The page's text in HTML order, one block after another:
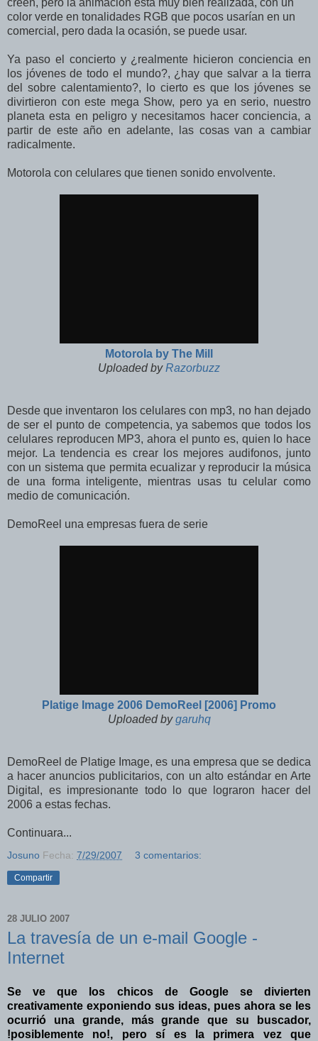
creen, pero la animación esta muy bien realizada, con un
color verde en tonalidades RGB que pocos usarían en un
comercial, pero dada la ocasión, se puede usar.
Ya paso el concierto y ¿realmente hicieron conciencia en
los jóvenes de todo el mundo?, ¿hay que salvar a la tierra
del sobre calentamiento?, lo cierto es que los jóvenes se
divirtieron con este mega Show, pero ya en serio, nuestro
planeta esta en peligro y necesitamos hacer conciencia, a
partir de este año en adelante, las cosas van a cambiar
radicalmente.
Motorola con celulares que tienen sonido envolvente.
Motorola by The Mill
Uploaded byRazorbuzz
Desde que inventaron los celulares con mp3, no han dejado
de ser el punto de competencia, ya sabemos que todos los
celulares reproducen MP3, ahora el punto es, quien lo hace
mejor. La tendencia es crear los mejores audifonos, junto
con un sistema que permita ecualizar y reproducir la música
de una forma inteligente, mientras usas tu celular como
medio de comunicación.
DemoReel una empresas fuera de serie
Platige Image 2006 DemoReel [2006] Promo
Uploaded bygaruhq
DemoReel de Platige Image, es una empresa que se dedica
a hacer anuncios publicitarios, con un alto estándar en Arte
Digital, es impresionante todo lo que lograron hacer del
2006 a estas fechas.
Continuara...
Josuno Fecha: 7/29/2007 3 comentarios:
Compartir
28 JULIO 2007
La travesía de un e-mail Google -
Internet
Se ve que los chicos de Google se divierten
creativamente exponiendo sus ideas, pues ahora se les
ocurrió una grande, más grande que su buscador,
!posiblemente no!, pero sí es la primera vez que